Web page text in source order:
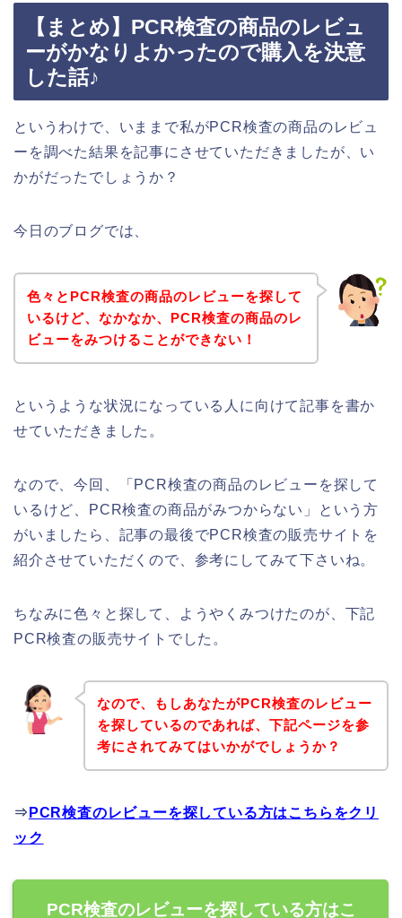
【まとめ】PCR検査の商品のレビュ
ーがかなりよかったので購入を決意
した話♪
というわけで、いままで私がPCR検査の商品のレビュ
ーを調べた結果を記事にさせていただきましたが、い
かがだったでしょうか？
今日のブログでは、
色々とPCR検査の商品のレビューを探して
いるけど、なかなか、PCR検査の商品のレ
ビューをみつけることができない！
というような状況になっている人に向けて記事を書か
せていただきました。
なので、今回、「PCR検査の商品のレビューを探して
いるけど、PCR検査の商品がみつからない」という方
がいましたら、記事の最後でPCR検査の販売サイトを
紹介させていただくので、参考にしてみて下さいね。
ちなみに色々と探して、ようやくみつけたのが、下記
PCR検査の販売サイトでした。
なので、もしあなたがPCR検査のレビュー
を探しているのであれば、下記ページを参
考にされてみてはいかがでしょうか？
⇒ PCR検査のレビューを探している方はこちらをクリ
ック
PCR検査のレビューを探している方はこ